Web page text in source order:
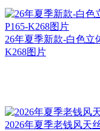
26年夏季新款-白色立
K268图片
2026年夏季老钱风天